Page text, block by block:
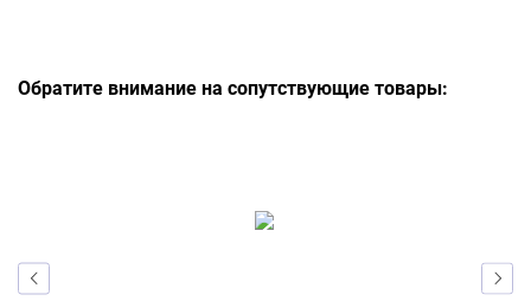
Обратите внимание на сопутствующие товары: